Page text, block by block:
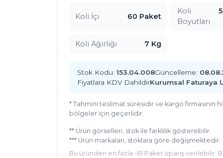
Koli İçi 60 Paket
Koli
Boyutları
Koli Ağırlığı 7 Kg
Stok Kodu: 153.04.008Güncelleme:
Fiyatlara KDV DahildirKurumsal Faturaya
* Tahmini teslimat süresidir ve kargo firmasının
bölgeler için geçerlidir.
** Ürün görselleri, stok ile farklılık gösterebilir.
*** Ürün markaları, stoklara göre değişmektedir.
Bu üründen en fazla -61 Paket sipariş verilebilir.